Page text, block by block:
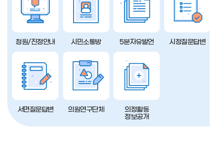
청원/진정안내 시민소통방 5분자유발언 시정질문답변
서면질문답변 의원연구단체
의정활동
정보공개